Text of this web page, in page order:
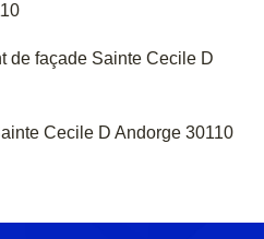
de façade Sainte Cecile D
Cecile D Andorge 30110